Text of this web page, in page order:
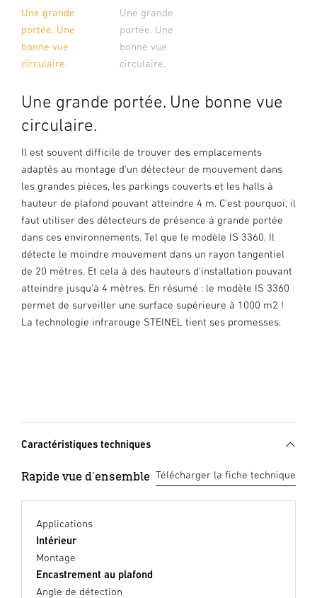
Une grande
portée. Une
bonne vue
circulaire.
Une grande
portée. Une
bonne vue
circulaire.
Une grande portée. Une bonne vue
circulaire.
Il est souvent difficile de trouver des emplacements
adaptés au montage d'un détecteur de mouvement dans
les grandes pièces, les parkings couverts et les halls à
hauteur de plafond pouvant atteindre 4 m. C'est pourquoi, il
faut utiliser des détecteurs de présence à grande portée
dans ces environnements. Tel que le modèle IS 3360. Il
détecte le moindre mouvement dans un rayon tangentiel
de 20 mètres. Et cela à des hauteurs d'installation pouvant
atteindre jusqu'à 4 mètres. En résumé : le modèle IS 3360
permet de surveiller une surface supérieure à 1000 m2 !
La technologie infrarouge STEINEL tient ses promesses.
Caractéristiques techniques
Rapide vue d'ensemble Télécharger la fiche technique
Applications
Intérieur
Montage
Encastrement au plafond
Angle de détection